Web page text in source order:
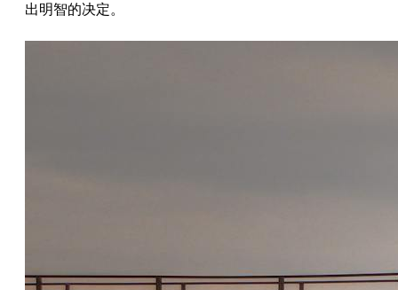
出明智的决定。